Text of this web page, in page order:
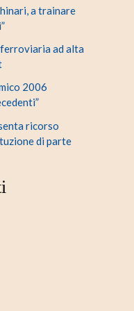
a trainare
ad alta
2006
ricorso
di parte